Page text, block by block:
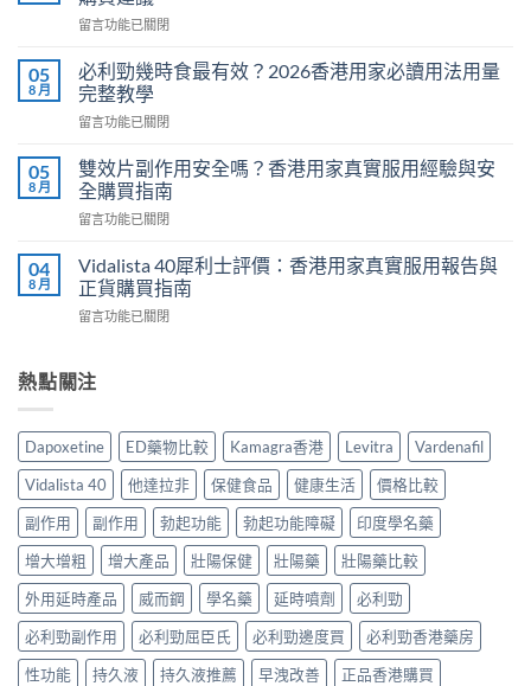
糖
效
真
相：
香
港
家
實
與
貨
購
買
中
在
印
度
威
而
評
價：
香
港
家
真
服
得
買
建
議〉
中
留言功能已關閉
05
8 月
必利勁幾時食最有效？2026香港用家必讀用法用量
完整教學
在
利
勁
幾
時
最
有
效？
2026
用
讀
用
法
用
完
整
教
學〉
中
留言功能已關閉
05
8 月
雙效片副作用安全嗎？香港用家真實服用經驗與安
全購買指南
在
效
片
副
作
全
港
用
家
真
服
用
經
驗
與
安
全
留言功能已關閉
04
8 月
Vidalista 40犀利士評價：香港用家真實服用報告與
正貨購買指南
在
犀
利
評
價：
香
港
用
家
真
實
服
用
報
告
留言功能已關閉
熱點關注
Dapoxetine ED藥物比較 Kamagra香港 Levitra
Vardenafil
Vidalista 40
他達拉非 保健食品 健康生活
價格比較
副作用
副作用 勃起功能 勃起功能障礙
印度學名藥
增大增粗
增大產品 壯陽保健 壯陽藥
壯陽藥比較
外用延時產品
威而鋼 學名藥 延時噴劑
必利勁
必利勁副作用
必利勁屈臣氏 必利勁邊度買
必利勁香港藥房
性功能
持久液 持久液推薦 早洩改善
正品香港購買